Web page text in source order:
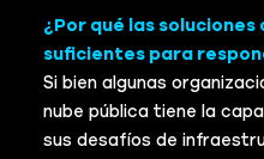
¿Por qué las soluciones
suficientes para
Si bien algunas
nube pública tiene la
sus desafíos de